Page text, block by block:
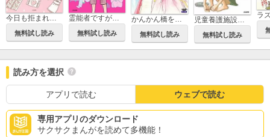
今日も拒まれてます～セックスレス・ハラスメント 嫁日記～
無料試し読み
霊能者ですがガンになりました
無料試し読み
かんかん橋をわたって（分冊版）
無料試し読み
児童養護施設の子どもたち
無料試し読み
読み方を選択
アプリで読む ウェブで読む
専用アプリのダウンロード
サクサクまんがを読めて多機能！